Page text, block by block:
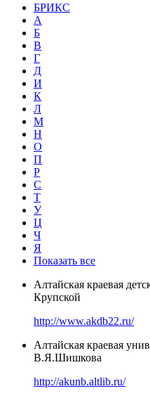
БРИКС
А
Б
В
Г
Д
И
К
Л
М
Н
О
П
Р
С
Т
У
Ц
Ч
Я
Показать все
Алтайская краевая
Крупской
http://www.akdb22.ru/
Алтайская краевая
В.Я.Шишкова
http://akunb.altlib.ru/